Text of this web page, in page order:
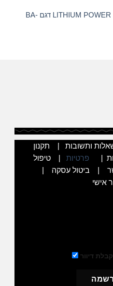
מכונת תספורת LITHIUM POWER BABYLISS דגם BA-
ותשובות
תקנון
פרטיות
טיפול
ביטול עסקה
אישי
דיוור